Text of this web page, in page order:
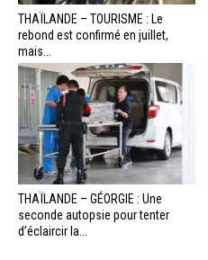
THAÏLANDE – TOURISME : Le
rebond est confirmé en juillet,
mais...
THAÏLANDE – GÉORGIE : Une
seconde autopsie pour tenter
d’éclaircir la...